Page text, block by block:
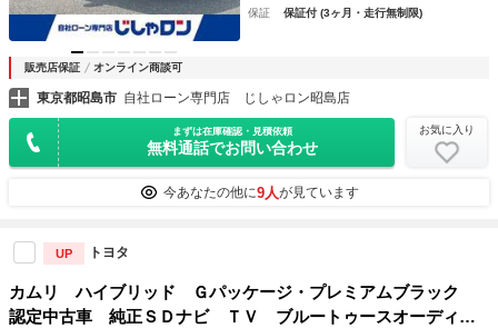
保証
保証付 (3ヶ月・走行無制限)
販売店保証 オンライン商談可
東京都昭島市 自社ローン専門店 じしゃロン昭島店
まずは在庫確認・見積依頼
無料通話でお問い合わせ
お気に入り
今あなたの他に9人が見ています
UP トヨタ
カムリ ハイブリッド Ｇパッケージ・プレミアムブラック
認定中古車 純正ＳＤナビ ＴＶ ブルートゥースオーディ